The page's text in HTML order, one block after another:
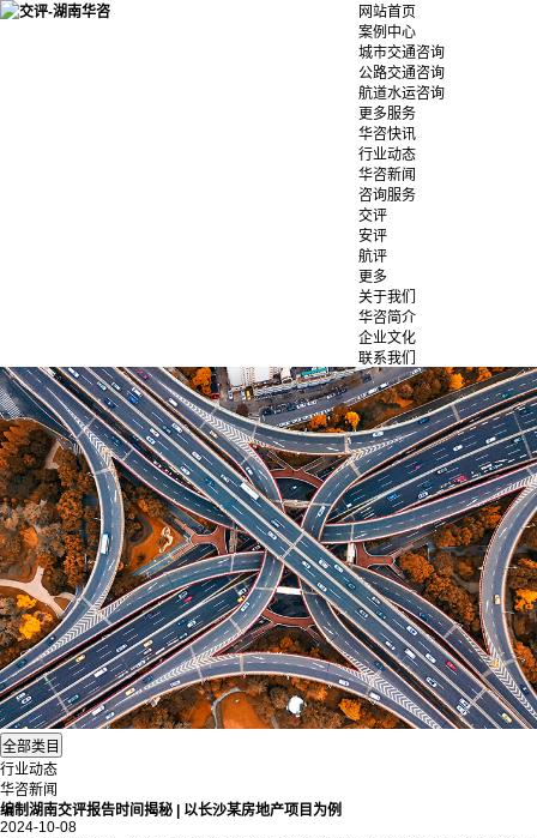
网站首页
案例中心
城市交通咨询
公路交通咨询
航道水运咨询
更多服务
华咨快讯
行业动态
华咨新闻
咨询服务
交评
安评
航评
更多
关于我们
华咨简介
企业文化
联系我们
行业动态
华咨新闻
编制湖南交评报告时间揭秘 | 以长沙某房地产项目为例
2024-10-08